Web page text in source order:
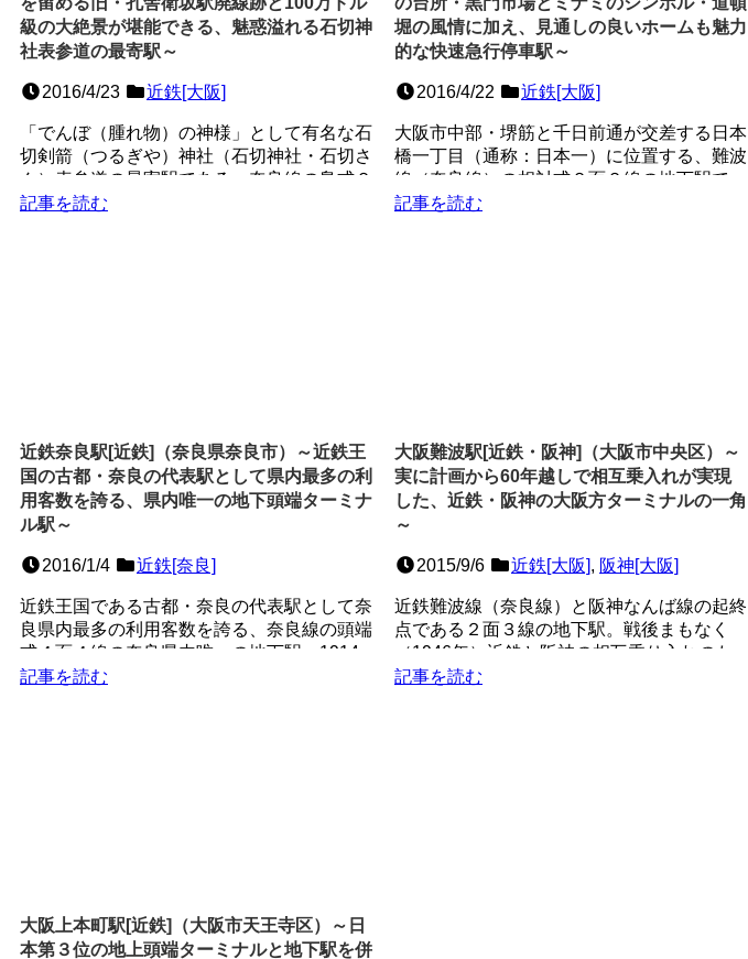
級の大絶景が堪能できる、魅惑溢れる石切神
社表参道の最寄駅～
2016/4/23 近鉄[大阪]
「でんぼ（腫れ物）の神様」として有名な石
切剣箭（つるぎや）神社（石切神社・石切さ
ん）表参道の最寄駅である、奈良線の島式２
面４線の地上駅。駅西...
記事を読む
堀の風情に加え、見通しの良いホームも魅力
的な快速急行停車駅～
2016/4/22 近鉄[大阪]
大阪市中部・堺筋と千日前通が交差する日本
橋一丁目（通称：日本一）に位置する、難波
線（奈良線）の相対式２面２線の地下駅で、
大阪地下鉄堺筋線と千...
記事を読む
近鉄奈良駅[近鉄]（奈良県奈良市）～近鉄王
国の古都・奈良の代表駅として県内最多の利
用客数を誇る、県内唯一の地下頭端ターミナ
ル駅～
2016/1/4 近鉄[奈良]
近鉄王国である古都・奈良の代表駅として奈
良県内最多の利用客数を誇る、奈良線の頭端
式４面４線の奈良県内唯一の地下駅。1914
年（大正3年）に、...
記事を読む
大阪難波駅[近鉄・阪神]（大阪市中央区）～
実に計画から60年越しで相互乗入れが実現
した、近鉄・阪神の大阪方ターミナルの一角
～
2015/9/6 近鉄[大阪], 阪神[大阪]
近鉄難波線（奈良線）と阪神なんば線の起終
点である２面３線の地下駅。戦後まもなく
（1946年）近鉄と阪神の相互乗り入れのた
めの路線として計画さ...
記事を読む
大阪上本町駅[近鉄]（大阪市天王寺区）～日
本第３位の地上頭端ターミナルと地下駅を併